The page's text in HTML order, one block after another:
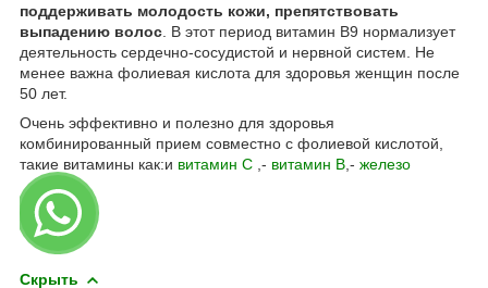
поддерживать молодость кожи, препятствовать
выпадению волос . В этот период витамин В9 нормализует
деятельность сердечно-сосудистой и нервной систем. Не
менее важна фолиевая кислота для здоровья женщин после
50 лет.
Очень эффективно и полезно для здоровья
комбинированный прием совместно с фолиевой кислотой,
такие витамины как:и витамин С ,- витамин В - железо
Скрыть